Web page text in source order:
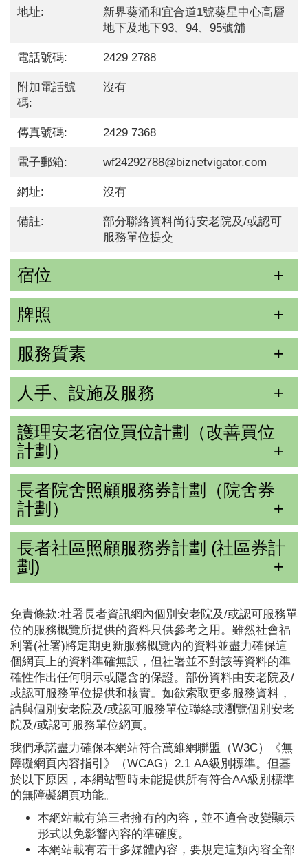
地址:
新界葵涌和宜合道1號葵星中心高層
地下及地下93、94、95號舖
電話號碼: 2429 2788
附加電話號
碼:
沒有
傳真號碼: 2429 7368
電子郵箱: wf24292788@biznetvigator.com
網址: 沒有
備註:
部分聯絡資料尚待安老院及/或認可
服務單位提交
宿位
牌照
服務質素
人手、設施及服務
護理安老宿位買位計劃（改善買位
計劃）
長者院舍照顧服務券計劃（院舍券
計劃）
長者社區照顧服務券計劃 (社區券計
劃)
免責條款:社署長者資訊網內個別安老院及/或認可服務單
位的服務概覽所提供的資料只供參考之用。雖然社會福
利署(社署)將定期更新服務概覽內的資料並盡力確保這
個網頁上的資料準確無誤，但社署並不對該等資料的準
確性作出任何明示或隱含的保證。部份資料由安老院及/
或認可服務單位提供和核實。如欲索取更多服務資料，
請與個別安老院及/或認可服務單位聯絡或瀏覽個別安老
院及/或認可服務單位網頁。
我們承諾盡力確保本網站符合萬維網聯盟（W3C）《無
障礙網頁內容指引》（WCAG）2.1 AA級別標準。但基
於以下原因，本網站暫時未能提供所有符合AA級別標準
的無障礙網頁功能。
本網站載有第三者擁有的內容，並不適合改變顯示
形式以免影響內容的準確度。
本網站載有若干多媒體內容，要規定這類內容全部